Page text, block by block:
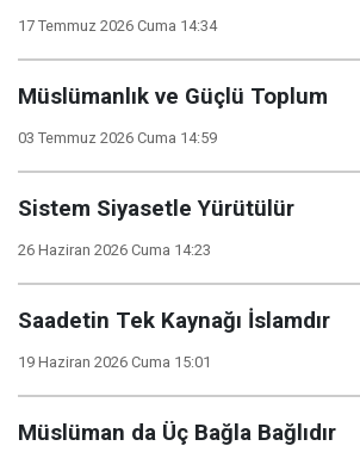
17 Temmuz 2026 Cuma 14:34
Müslümanlık ve Güçlü Toplum
03 Temmuz 2026 Cuma 14:59
Sistem Siyasetle Yürütülür
26 Haziran 2026 Cuma 14:23
Saadetin Tek Kaynağı İslamdır
19 Haziran 2026 Cuma 15:01
Müslüman da Üç Bağla Bağlıdır